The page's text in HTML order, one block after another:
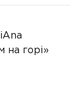
на горі»